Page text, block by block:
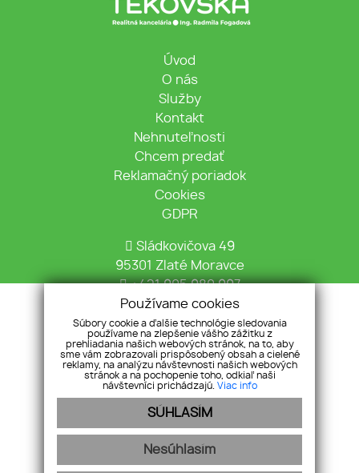
Úvod
O nás
Služby
Kontakt
Nehnuteľnosti
Chcem predať
Reklamačný poriadok
Cookies
GDPR
Sládkovičova 49
95301 Zlaté Moravce
+421 905 980 997
info@tekovska.sk
Pridajte si nás
Používame cookies
Súbory cookie a ďalšie technológie sledovania
používame na zlepšenie vášho zážitku z
prehliadania našich webových stránok, na to, aby
sme vám zobrazovali prispôsobený obsah a cielené
reklamy, na analýzu návštevnosti našich webových
stránok a na pochopenie toho, odkiaľ naši
návštevníci prichádzajú. Viac info
SÚHLASÍM
Nesúhlasím